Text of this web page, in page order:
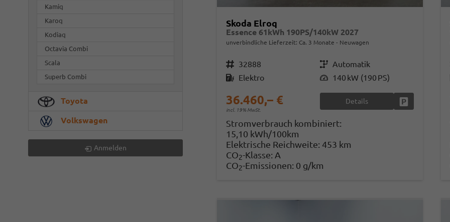
Skoda Elroq
Essence 61kWh 190PS/140kW 2027
unverbindliche Lieferzeit: Ca. 3 Monate Neuwagen
Fahrzeugnr. 32888 GetriebeAutomatik
Kraftstoff Elektro Leistung 140 kW (190 PS)
36.460,– €
incl. 19% MwSt.
Details Fahrzeug
Stromverbrauch kombiniert:
15,10 kWh/100km
Elektrische Reichweite: 453 km
CO2-Klasse: A
CO2-Emissionen: 0 g/km
Kamiq
Karoq
Kodiaq
Octavia Combi
Scala
Superb Combi
Toyota
Volkswagen
Anmelden